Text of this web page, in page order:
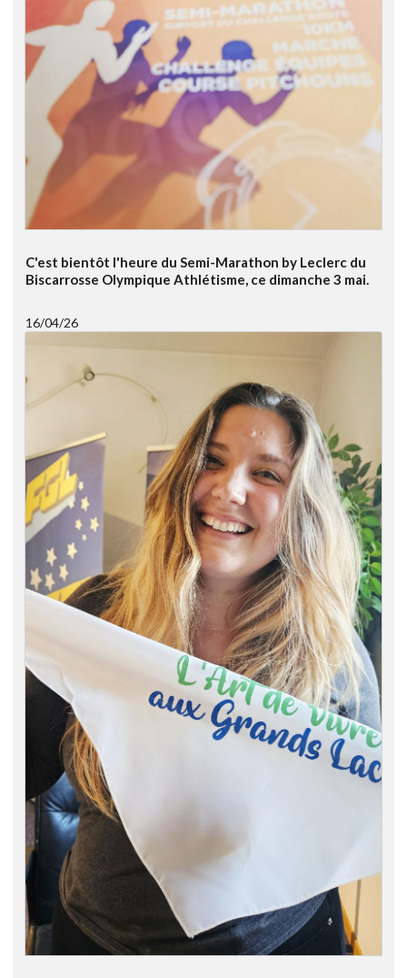
C'est bientôt l'heure du Semi-Marathon by Leclerc du
Biscarrosse Olympique Athlétisme, ce dimanche 3 mai.
16/04/26